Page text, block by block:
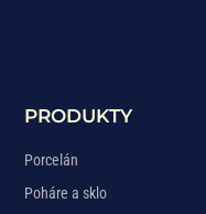
PRODUKTY
Porcelán
Poháre a sklo